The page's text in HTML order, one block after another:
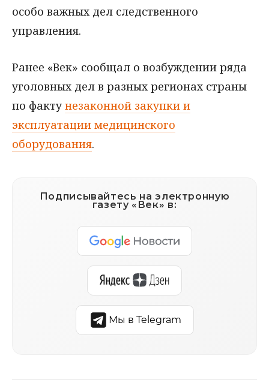
особо важных дел следственного
управления.
Ранее «Век» сообщал о возбуждении ряда
уголовных дел в разных регионах страны
по факту незаконной закупки и
эксплуатации медицинского
оборудования.
Подписывайтесь на электронную
газету «Век» в:
Мы в Telegram